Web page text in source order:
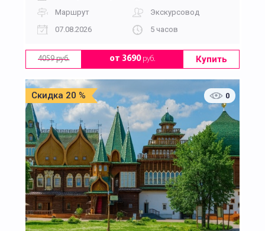
Маршрут
Экскурсовод
07.08.2026
5 часов
4059 руб. от 3690руб. Купить
Скидка 20 % 0